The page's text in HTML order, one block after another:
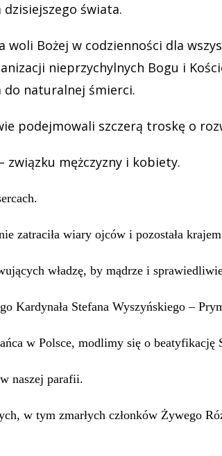
świata.
woli Bożej w codzienności dla
nieprzychylnych Bogu i
do naturalnej śmierci.
podejmowali szczerą troskę o
związku mężczyzny i kobiety.
zatraciła wiary ojców i pozostała
władzę, by mądrze i
Kardynała Stefana Wyszyńskiego –
w Polsce, modlimy się o beatyfikację
naszej parafii.
w tym zmarłych członków Żywego